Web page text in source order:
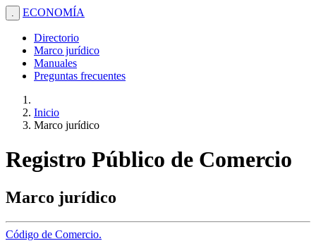
. ECONOMÍA
Directorio
Marco jurídico
Manuales
Preguntas frecuentes
Inicio
Marco jurídico
Registro Público de Comercio
Marco jurídico
Código de Comercio.